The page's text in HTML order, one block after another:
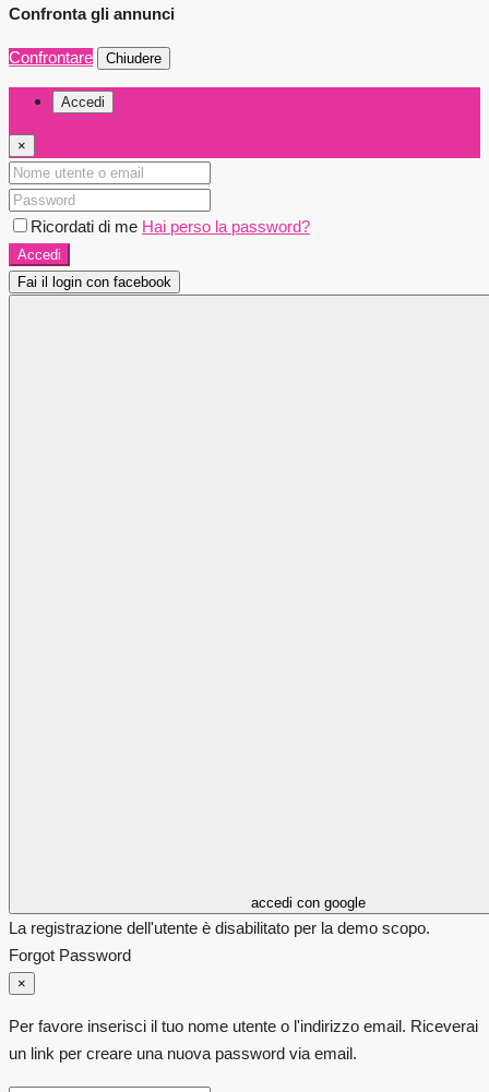
Confronta gli annunci
Confrontare Chiudere
Accedi
×
Ricordati di me Hai perso la password?
Accedi
Fai il login con facebook
accedi con google
La registrazione dell'utente è disabilitato per la demo scopo.
Forgot Password
×
Per favore inserisci il tuo nome utente o l'indirizzo email. Riceverai
un link per creare una nuova password via email.